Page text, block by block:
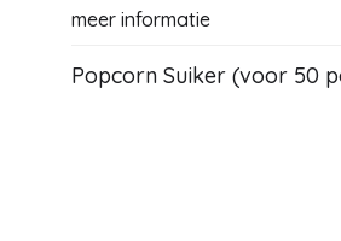
meer informatie
Popcorn Suiker (voor 50